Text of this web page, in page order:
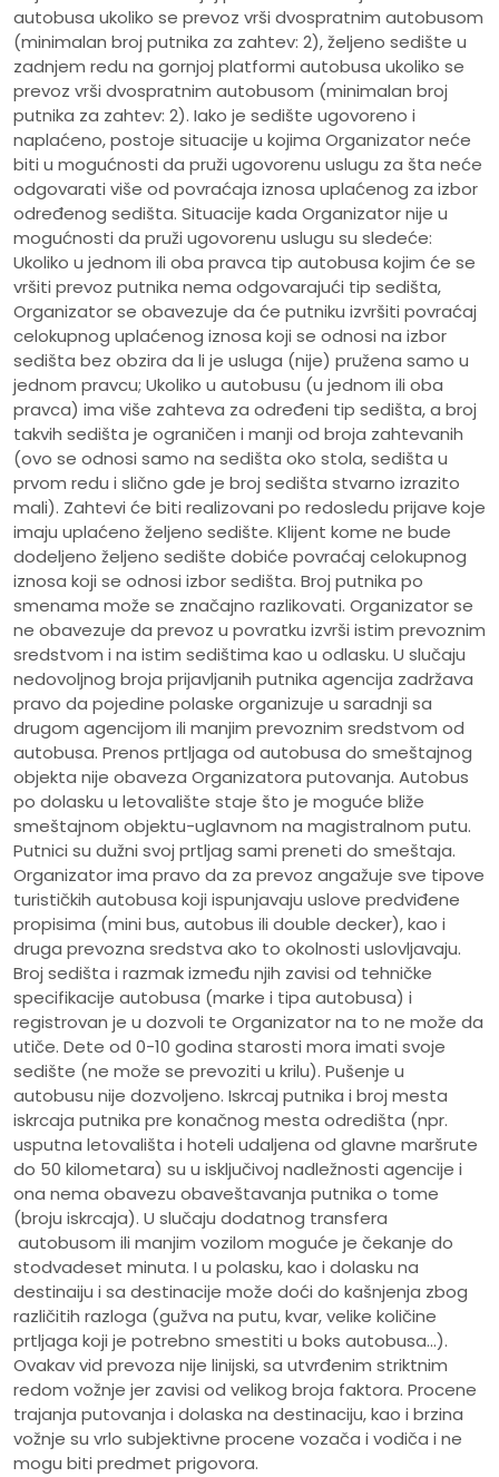
autobusa ukoliko se prevoz vrši dvospratnim autobusom
(minimalan broj putnika za zahtev: 2), željeno sedište u
zadnjem redu na gornjoj platformi autobusa ukoliko se
prevoz vrši dvospratnim autobusom (minimalan broj
putnika za zahtev: 2). Iako je sedište ugovoreno i
naplaćeno, postoje situacije u kojima Organizator neće
biti u mogućnosti da pruži ugovorenu uslugu za šta neće
odgovarati više od povraćaja iznosa uplaćenog za izbor
određenog sedišta. Situacije kada Organizator nije u
mogućnosti da pruži ugovorenu uslugu su sledeće:
Ukoliko u jednom ili oba pravca tip autobusa kojim će se
vršiti prevoz putnika nema odgovarajući tip sedišta,
Organizator se obavezuje da će putniku izvršiti povraćaj
celokupnog uplaćenog iznosa koji se odnosi na izbor
sedišta bez obzira da li je usluga (nije) pružena samo u
jednom pravcu; Ukoliko u autobusu (u jednom ili oba
pravca) ima više zahteva za određeni tip sedišta, a broj
takvih sedišta je ograničen i manji od broja zahtevanih
(ovo se odnosi samo na sedišta oko stola, sedišta u
prvom redu i slično gde je broj sedišta stvarno izrazito
mali). Zahtevi će biti realizovani po redosledu prijave koje
imaju uplaćeno željeno sedište. Klijent kome ne bude
dodeljeno željeno sedište dobiće povraćaj celokupnog
iznosa koji se odnosi izbor sedišta. Broj putnika po
smenama može se značajno razlikovati. Organizator se
ne obavezuje da prevoz u povratku izvrši istim prevoznim
sredstvom i na istim sedištima kao u odlasku. U slučaju
nedovoljnog broja prijavljanih putnika agencija zadržava
pravo da pojedine polaske organizuje u saradnji sa
drugom agencijom ili manjim prevoznim sredstvom od
autobusa. Prenos prtljaga od autobusa do smeštajnog
objekta nije obaveza Organizatora putovanja. Autobus
po dolasku u letovalište staje što je moguće bliže
smeštajnom objektu-uglavnom na magistralnom putu.
Putnici su dužni svoj prtljag sami preneti do smeštaja.
Organizator ima pravo da za prevoz angažuje sve tipove
turističkih autobusa koji ispunjavaju uslove predviđene
propisima (mini bus, autobus ili double decker), kao i
druga prevozna sredstva ako to okolnosti uslovljavaju.
Broj sedišta i razmak između njih zavisi od tehničke
specifikacije autobusa (marke i tipa autobusa) i
registrovan je u dozvoli te Organizator na to ne može da
utiče. Dete od 0-10 godina starosti mora imati svoje
sedište (ne može se prevoziti u krilu). Pušenje u
autobusu nije dozvoljeno. Iskrcaj putnika i broj mesta
iskrcaja putnika pre konačnog mesta odredišta (npr.
usputna letovališta i hoteli udaljena od glavne maršrute
do 50 kilometara) su u isključivoj nadležnosti agencije i
ona nema obavezu obaveštavanja putnika o tome
(broju iskrcaja). U slučaju dodatnog transfera
autobusom ili manjim vozilom moguće je čekanje do
stodvadeset minuta. I u polasku, kao i dolasku na
destinaiju i sa destinacije može doći do kašnjenja zbog
različitih razloga (gužva na putu, kvar, velike količine
prtljaga koji je potrebno smestiti u boks autobusa...).
Ovakav vid prevoza nije linijski, sa utvrđenim striktnim
redom vožnje jer zavisi od velikog broja faktora. Procene
trajanja putovanja i dolaska na destinaciju, kao i brzina
vožnje su vrlo subjektivne procene vozača i vodiča i ne
mogu biti predmet prigovora.